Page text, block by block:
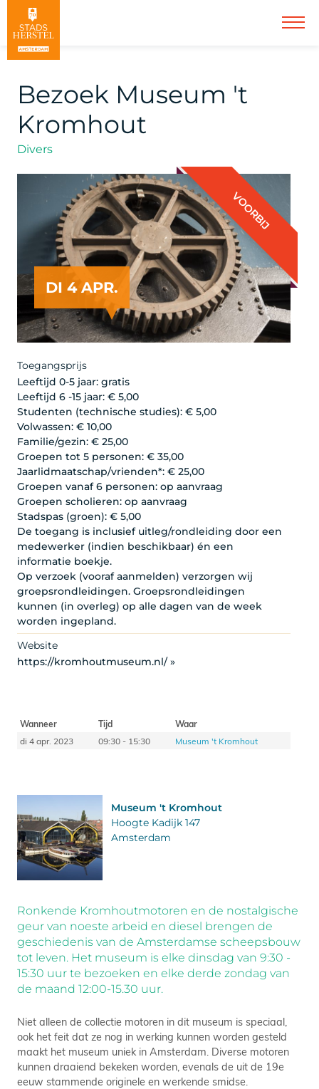
Bezoek Museum 't
Kromhout
Divers
DI 4 APR.
VOORBIJ
Toegangsprijs
Leeftijd 0-5 jaar: gratis
Leeftijd 6 -15 jaar: € 5,00
Studenten (technische studies): € 5,00
Volwassen: € 10,00
Familie/gezin: € 25,00
Groepen tot 5 personen: € 35,00
Jaarlidmaatschap/vrienden*: € 25,00
Groepen vanaf 6 personen: op aanvraag
Groepen scholieren: op aanvraag
Stadspas (groen): € 5,00
De toegang is inclusief uitleg/rondleiding door een
medewerker (indien beschikbaar) én een
informatie boekje.
Op verzoek (vooraf aanmelden) verzorgen wij
groepsrondleidingen. Groepsrondleidingen
kunnen (in overleg) op alle dagen van de week
worden ingepland.
Website
https://kromhoutmuseum.nl/ »
Wanneer Tijd
Waar
di 4 apr. 2023
09:30 - 15:30 Museum 't Kromhout
Museum 't Kromhout
Hoogte Kadijk 147
Amsterdam
Ronkende Kromhoutmotoren en de nostalgische
geur van noeste arbeid en diesel brengen de
geschiedenis van de Amsterdamse scheepsbouw
tot leven. Het museum is elke dinsdag van 9:30 -
15:30 uur te bezoeken en elke derde zondag van
de maand 12:00-15.30 uur.
Niet alleen de collectie motoren in dit museum is speciaal,
ook het feit dat ze nog in werking kunnen worden gesteld
maakt het museum uniek in Amsterdam. Diverse motoren
kunnen draaiend bekeken worden, evenals de uit de 19e
eeuw stammende originele en werkende smidse.